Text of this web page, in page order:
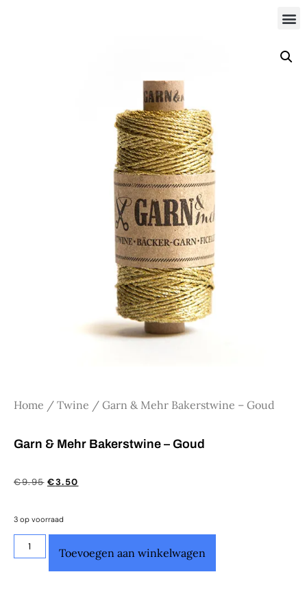
Home / Twine / Garn & Mehr Bakerstwine – Goud
Garn & Mehr Bakerstwine – Goud
€9.95 €3.50
3 op voorraad
Toevoegen aan winkelwagen